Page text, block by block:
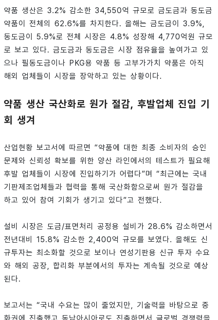
약품 생산은 3.2% 감소한 34,550억 규모로 금도금과 동도금
약품이 전체의 62.6%를 차지한다. 올해는 금도금이 3.9%,
동도금이 5.9%로 전체 시장은 4.8% 성장해 4,770억원 규모
로 보고 있다. 금도금과 동도금은 시장 점유율을 높여가고 있
으나 필동도금이나 PKG용 약품 등 고부가가치 약품은 아직
해외 업체들이 시장을 장악하고 있는 상황이다.
약품 생산 국산화로 원가 절감, 후발업체 진입 기
회 생겨
산업현황 보고서에 따르면 “약품에 대한 최종 소비자의 승인
문제와 신뢰성 확보를 위한 양산 라인에서의 테스트가 필요해
후발 업체들이 시장에 진입하기가 어렵다”며 “최근에는 국내
기판제조업체들과 협력을 통해 국산화함으로써 원가 절감을
하고 있어 참여 기회가 생기고 있다”고 전했다.
설비 시장은 도금/표면처리 공정용 설비가 28.6% 감소하면서
전년대비 15.8% 감소한 2,400억 규모를 보였다. 올해도 신
규투자는 최소화할 것으로 보이나 연성기판용 신규 투자 수요
와 해외 공장, 합리화 부분에서의 투자는 계속될 것으로 예상
된다.
보고서는 “국내 수요는 많이 줄었지만, 기술력을 바탕으로 중